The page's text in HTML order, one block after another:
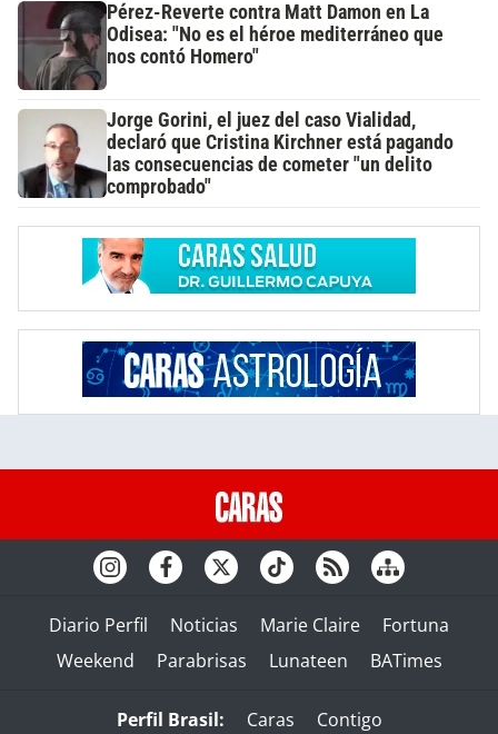
Pérez-Reverte contra Matt Damon en La
Odisea: "No es el héroe mediterráneo que
nos contó Homero"
Jorge Gorini, el juez del caso Vialidad,
declaró que Cristina Kirchner está pagando
las consecuencias de cometer "un delito
comprobado"
Diario Perfil Noticias Marie Claire
Fortuna
Weekend
Parabrisas Lunateen BATimes
Perfil Brasil: Caras
Contigo